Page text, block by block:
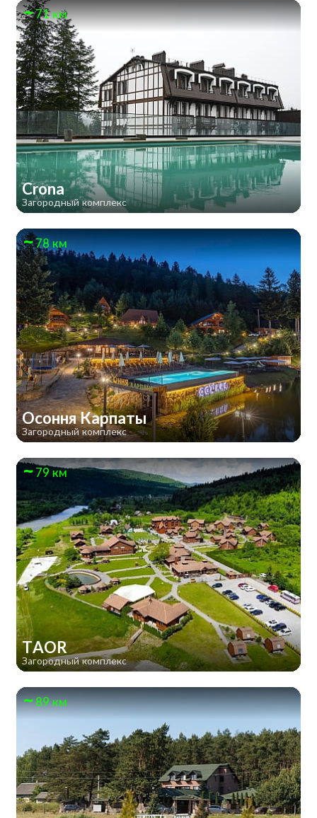
71 км
Crona
Загородный комплекс
78 км
Осоння Карпаты
Загородный комплекс
79 км
TAOR
Загородный комплекс
89 км